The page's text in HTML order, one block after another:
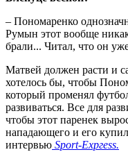
– Пономаренко
Румын этот вообще
брали... Читал, что он
Матвей должен расти и
хотелось бы, чтобы
который променял
развиваться. Все для
чтобы этот паренек
нападающего и его
интервью Sport-Ехргеѕѕ.